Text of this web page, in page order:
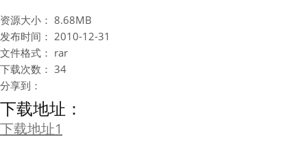
资源大小： 8.68MB
发布时间： 2010-12-31
文件格式： rar
下载次数： 34
分享到：
下载地址：
下载地址1